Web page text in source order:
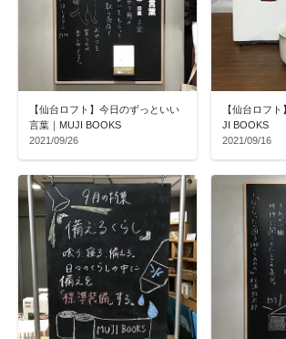
【仙台ロフト】今日のずっといい
言葉｜MUJI BOOKS
2021/09/26
【仙台ロフ
JI BOOKS
2021/09/16